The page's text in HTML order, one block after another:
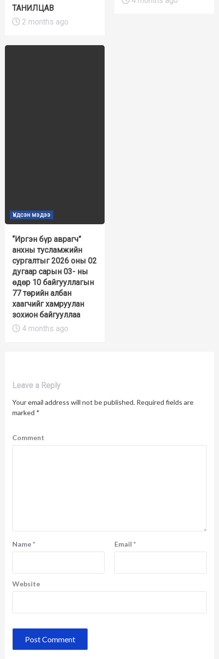
ТАНИЛЦАВ
2 months ago
Үндсэн мэдээ
“Иргэн бүр аврагч”
анхны тусламжийн
сургалтыг 2026 оны 02
дугаар сарын 03- ны
өдөр 10 байгууллагын
77 төрийн албан
хаагчийг хамруулан
зохион байгууллаа
4 months ago
Leave a Reply
Your email address will not be published. Required fields are
marked *
Comment
Name* Email *
Website